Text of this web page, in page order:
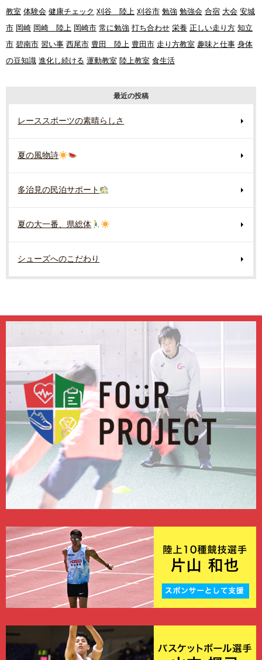
教室 体験会 健康チェック 刈谷 陸上 刈谷市 勉強 勉強会 合宿 大会 安城
市 岡崎 岡崎 陸上 岡崎市 常に勉強 打ち合わせ 栄養 正しい走り方 知立
市 碧南市 習い事 西尾市 豊田 陸上 豊田市 走り方教室 趣味と仕事 身体
の豆知識 進化し続ける 運動教室 陸上教室 食生活
最近の投稿
レーススポーツの素晴らしさ
夏の風物詩
多治見の民泊サポート
夏の大一番、県総体
シューズへのこだわり